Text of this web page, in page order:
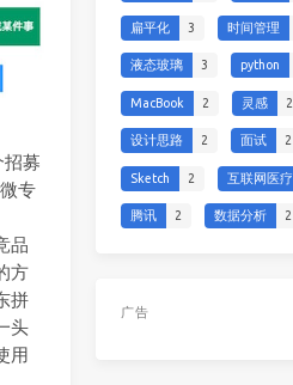
招募
专
品
方
拼
头
用
扁平化 3 时间管理
液态玻璃 3 python
MacBook 2 灵感 2
设计思路 2 面试 2
Sketch 2 互联网医疗
腾讯 2 数据分析 2
广告